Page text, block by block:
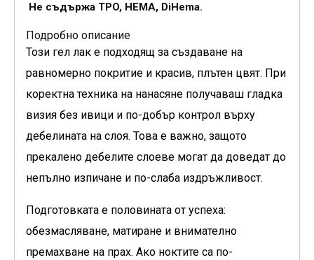
Не съдържа TPO, HEMA, DiHema.
Подробно описание
Този гел лак е подходящ за създаване на
равномерно покритие и красив, плътен цвят. При
коректна техника на нанасяне получаваш гладка
визия без ивици и по-добър контрол върху
дебелината на слоя. Това е важно, защото
прекалено дебелите слоеве могат да доведат до
непълно изпичане и по-слаба издръжливост.
Подготовката е половината от успеха:
обезмасляване, матиране и внимателно
премахване на прах. Ако ноктите са по-